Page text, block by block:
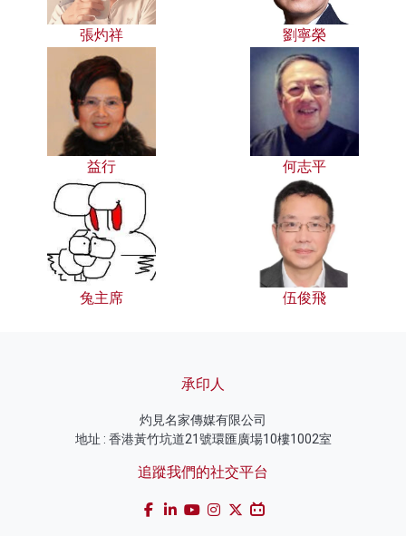
張灼祥 劉寧榮
益行 何志平
兔主席 伍俊飛
承印人
灼見名家傳媒有限公司
地址 : 香港黃竹坑道21號環匯廣場10樓1002室
追蹤我們的社交平台